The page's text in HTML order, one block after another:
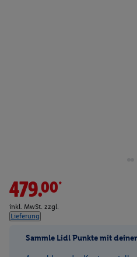
479.00*
inkl. MwSt. zzgl.
Lieferung
Sammle Lidl Punkte mit